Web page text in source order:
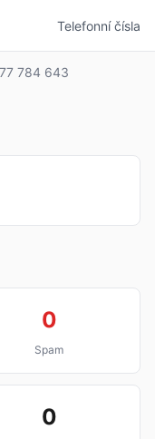
Telefonní čísla
784 643
0
Spam
0